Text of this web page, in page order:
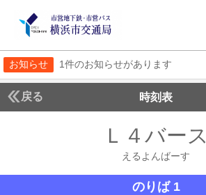
お知らせ 1件のお知らせがあります
戻る 時刻表
Ｌ４バース
えるよんばーす
のりば 1